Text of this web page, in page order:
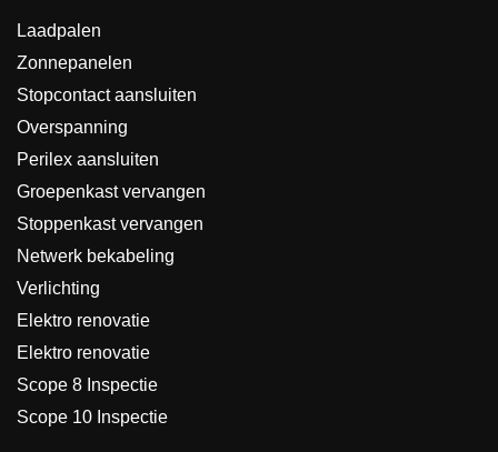
Laadpalen
Zonnepanelen
Stopcontact aansluiten
Overspanning
Perilex aansluiten
Groepenkast vervangen
Stoppenkast vervangen
Netwerk bekabeling
Verlichting
Elektro renovatie
Elektro renovatie
Scope 8 Inspectie
Scope 10 Inspectie